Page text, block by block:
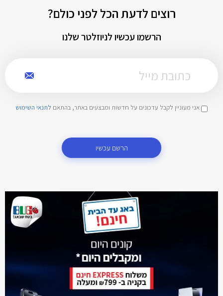
רוצים לדעת הכל לפני כולם?
הרשמו עכשיו לניוזלטר שלנו
אני מעוניין לקבל עדכונים על חדשות ומבצעים באתר, בהתאם לתנאי השימוש
הרשם עכשיו